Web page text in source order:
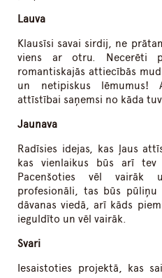
Lauva
Klausīsi savai sirdij, ne
viens ar otru. Necerēti
romantiskajās attiecībās
un netipiskus lēmumus!
attīstībai saņemsi no kāda
Jaunava
Radīsies idejas, kas ļaus
kas vienlaikus būs arī tev
Pacenšoties vēl vairāk
profesionāli, tas būs
dāvanas viedā, arī kāds
ieguldīto un vēl vairāk.
Svari
Iesaistoties projektā, kas